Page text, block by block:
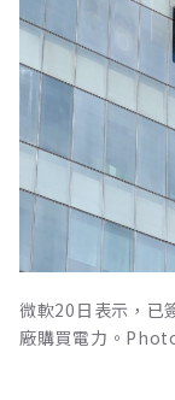
微軟20日表示，已
廠購買電力。